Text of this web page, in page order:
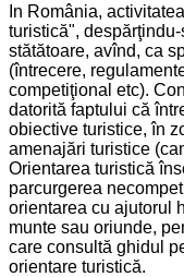
In România,
turistică",
stătătoare, avînd, ca
(întrecere,
competiţional etc).
datorită faptului că
obiective turistice, în
amenajări turistice
Orientarea turistică
parcurgerea
orientarea cu ajutorul
munte sau oriunde,
care consultă ghidul
orientare turistică.